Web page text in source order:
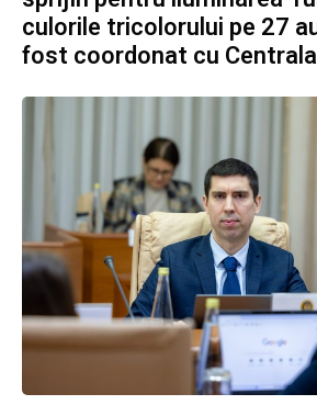
culorile tricolorului pe 27
fost coordonat cu